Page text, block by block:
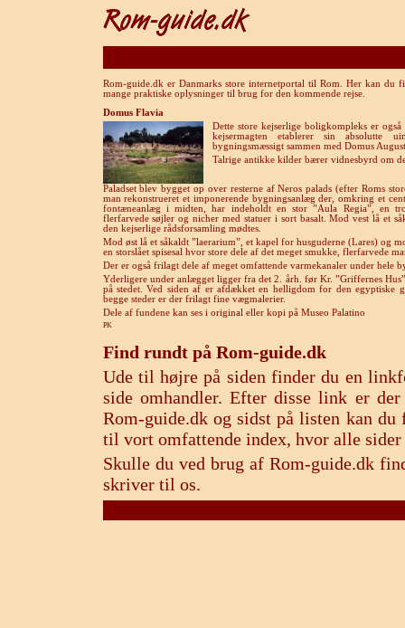
Rom-guide.dk er Danmarks store internetportal til Rom. Her kan du
mange praktiske oplysninger til brug for den kommende rejse.
Domus Flavia
Dette store kejserlige boligkompleks er
kejsermagten etablerer sin absolutte
bygningsmæssigt sammen med Domus
Talrige antikke kilder bærer vidnesbyrd om
Paladset blev bygget op over resterne af Neros palads (efter Roms
man rekonstrueret et imponerende bygningsanlæg der, omkring et
fontæneanlæg i midten, har indeholdt en stor ”Aula Regia”, en
flerfarvede søjler og nicher med statuer i sort basalt. Mod vest lå et
den kejserlige rådsforsamling mødtes.
Mod øst lå et såkaldt ”laerarium”, et kapel for husguderne (Lares) og
en storslået spisesal hvor store dele af det meget smukke, flerfarvede
Der er også frilagt dele af meget omfattende varmekanaler under hele
Yderligere under anlægget ligger fra det 2. årh. før Kr. ”Griffernes
på stedet. Ved siden af er afdækket en helligdom for den egyptiske
begge steder er der frilagt fine vægmalerier.
Dele af fundene kan ses i original eller kopi på Museo Palatino
PK
Find rundt på Rom-guide.dk
Ude til højre på siden finder du en
side omhandler. Efter disse link er
Rom-guide.dk og sidst på listen kan
til vort omfattende index, hvor alle
Skulle du ved brug af Rom-guide.dk
skriver til os.